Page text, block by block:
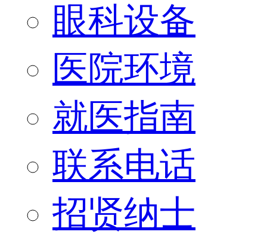
眼科设备
医院环境
就医指南
联系电话
招贤纳士